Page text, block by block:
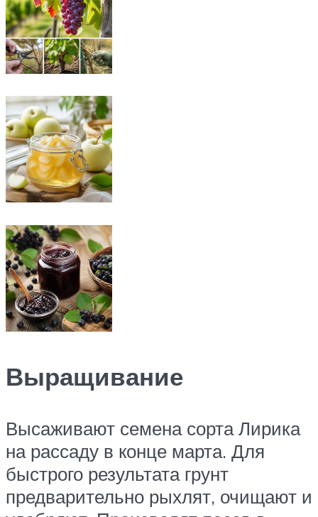
Выращивание
Высаживают семена сорта Лирика
на рассаду в конце марта. Для
быстрого результата грунт
предварительно рыхлят, очищают и